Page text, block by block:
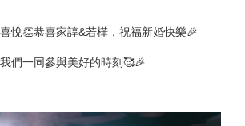
悅👏恭喜家諄&若樺，祝福新婚快樂🎉
們一同參與美好的時刻🥰🎉